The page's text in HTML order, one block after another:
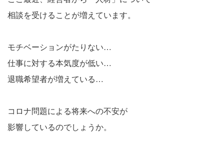
相談を受けることが増えています。
モチベーションがたりない…
仕事に対する本気度が低い…
退職希望者が増えている…
コロナ問題による将来への不安が
影響しているのでしょうか。